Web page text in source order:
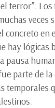
terror”.
veces
concreto en
hay lógicas
pausa
parte de
temporales